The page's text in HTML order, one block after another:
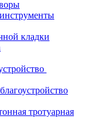
кладки
тротуарная